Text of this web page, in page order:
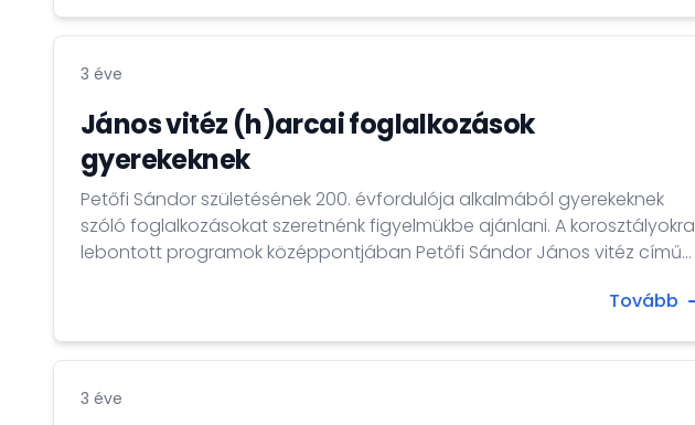
3 éve
János vitéz (h)arcai foglalkozások
gyerekeknek
Petőfi Sándor születésének 200. évfordulója alkalmából gyerekeknek
szóló foglalkozásokat szeretnénk figyelmükbe ajánlani. A korosztályokra
lebontott programok középpontjában Petőfi Sándor János vitéz című
izgalmas formai és vizuális megoldásokat használva közelebb hozza a
programoknak egy különleges helyszín ad otthont, mégpedig a
Palau 5, 08002 Barcelona
Tovább
3 éve